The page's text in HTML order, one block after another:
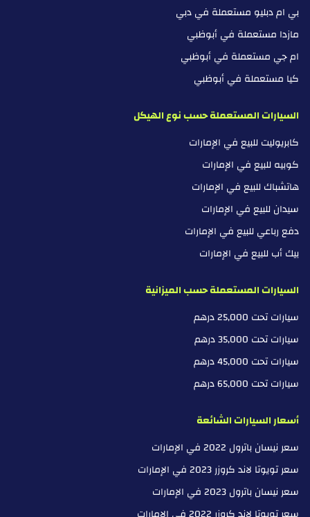
بي ام دبليو مستعملة في دبي
مازدا مستعملة في أبوظبي
ام جي مستعملة في أبوظبي
كيا مستعملة في أبوظبي
السيارات المستعملة حسب نوع الهيكل
كابريوليت للبيع في الإمارات
كوبيه للبيع في الإمارات
هاتشباك للبيع في الإمارات
سيدان للبيع في الإمارات
دفع رباعي للبيع في الإمارات
بيك أب للبيع في الإمارات
السيارات المستعملة حسب الميزانية
سيارات تحت 25,000 درهم
سيارات تحت 35,000 درهم
سيارات تحت 45,000 درهم
سيارات تحت 65,000 درهم
أسعار السيارات الشائعة
سعر نيسان باترول 2022 في الإمارات
سعر تويوتا لاند كروزر 2023 في الإمارات
سعر نيسان باترول 2023 في الإمارات